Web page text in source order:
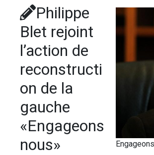
Philippe
Blet rejoint
l’action de
reconstructi
on de la
gauche
«Engageons
nous»